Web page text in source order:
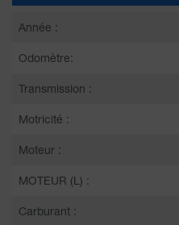
Année :
Odomètre:
Transmission :
Motricité :
Moteur :
MOTEUR (L) :
Carburant :